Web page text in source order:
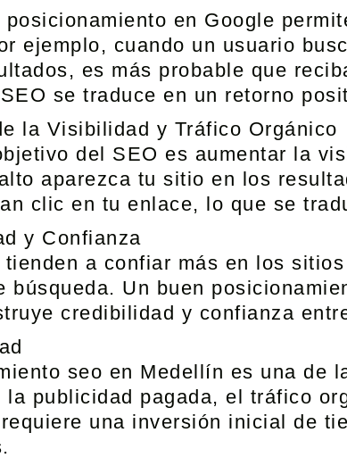
en Google
ejemplo, cuando un usuario
es más probable que
se traduce en un retorno
la Visibilidad y Tráfico Orgánico
del SEO es aumentar la
aparezca tu sitio en los
clic en tu enlace, lo que se
y Confianza
a confiar más en los
búsqueda. Un buen
credibilidad y confianza
seo en Medellín es una de
la publicidad pagada, el tráfico
una inversión inicial de